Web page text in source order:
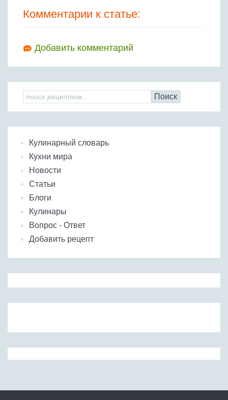
Комментарии к статье:
Добавить комментарий
Поиск
Кулинарный словарь
Кухни мира
Новости
Статьи
Блоги
Кулинары
Вопрос - Ответ
Добавить рецепт